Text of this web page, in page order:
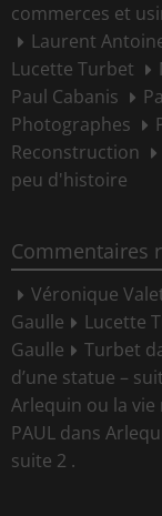
commerces et
Laurent
Lucette Turbet
Paul Cabanis
Photographes
Reconstruction
peu d'histoire
Commentaires
Véronique
Gaulle
Lucette
Gaulle
Turbet
d’une statue –
Arlequin ou la vie
PAUL dans
suite 2 .